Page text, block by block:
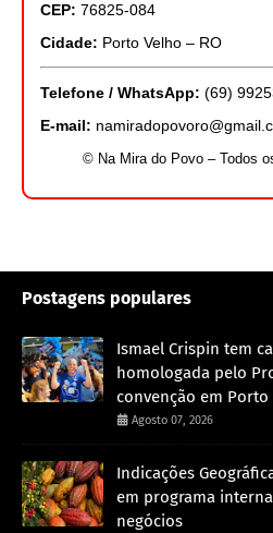
CEP: 76825-084
Cidade: Porto Velho – RO
Telefone / WhatsApp: (69)
E-mail:
© Na Mira do Povo – Todos
Postagens populares
Ismael Crispin tem
homologada pelo
convenção em Porto
Agosto 07, 2026
Indicações
em programa
negócios